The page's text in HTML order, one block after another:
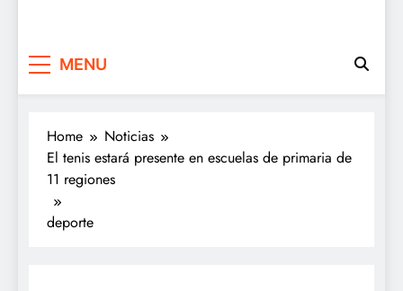
MENU
Home
Noticias
El tenis estará presente en escuelas de primaria de
11 regiones
deporte